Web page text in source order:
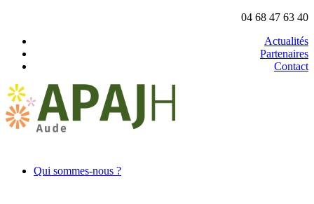
04 68 47 63 40
Actualités
Partenaires
Contact
Qui sommes-nous ?